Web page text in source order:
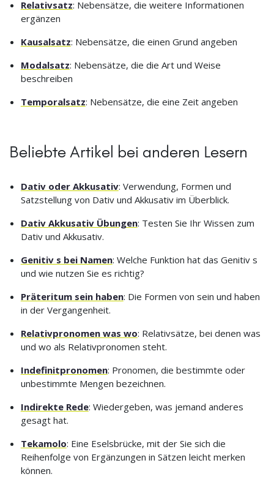
Relativsatz: Nebensätze, die weitere Informationen
ergänzen
Kausalsatz: Nebensätze, die einen Grund angeben
Modalsatz: Nebensätze, die die Art und Weise
beschreiben
Temporalsatz: Nebensätze, die eine Zeit angeben
Beliebte Artikel bei anderen Lesern
Dativ oder Akkusativ: Verwendung, Formen und
Satzstellung von Dativ und Akkusativ im Überblick.
Dativ Akkusativ Übungen: Testen Sie Ihr Wissen zum
Dativ und Akkusativ.
Genitiv s bei Namen: Welche Funktion hat das Genitiv s
und wie nutzen Sie es richtig?
Präteritum sein haben: Die Formen von sein und haben
in der Vergangenheit.
Relativpronomen was wo: Relativsätze, bei denen was
und wo als Relativpronomen steht.
Indefinitpronomen: Pronomen, die bestimmte oder
unbestimmte Mengen bezeichnen.
Indirekte Rede: Wiedergeben, was jemand anderes
gesagt hat.
Tekamolo: Eine Eselsbrücke, mit der Sie sich die
Reihenfolge von Ergänzungen in Sätzen leicht merken
können.